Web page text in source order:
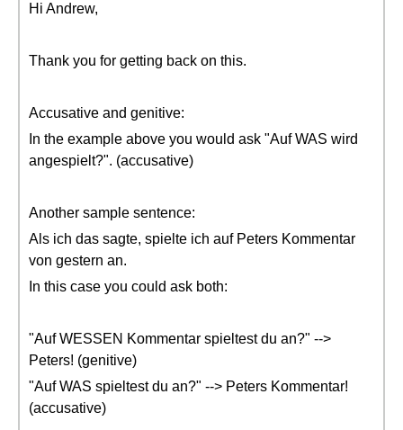
Hi Andrew,
Thank you for getting back on this.
Accusative and genitive:
In the example above you would ask "Auf WAS wird
angespielt?". (accusative)
Another sample sentence:
Als ich das sagte, spielte ich auf Peters Kommentar
von gestern an.
In this case you could ask both:
"Auf WESSEN Kommentar spieltest du an?" -->
Peters! (genitive)
"Auf WAS spieltest du an?" --> Peters Kommentar!
(accusative)